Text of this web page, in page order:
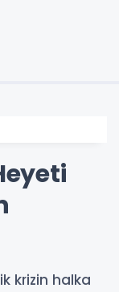
krizin halka